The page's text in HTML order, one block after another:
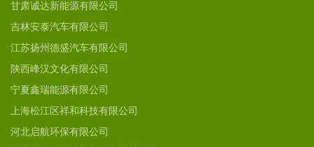
甘肃诚达新能源有限公司
吉林安泰汽车有限公司
江苏扬州德盛汽车有限公司
陕西峰汉文化有限公司
宁夏鑫瑞能源有限公司
上海松江区祥和科技有限公司
河北启航环保有限公司